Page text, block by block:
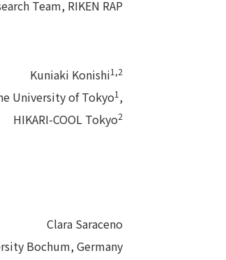
Team, RIKEN RAP
Kuniaki Konishi1,2
University of Tokyo1 ,
HIKARI-COOL Tokyo2
Clara Saraceno
Bochum, Germany